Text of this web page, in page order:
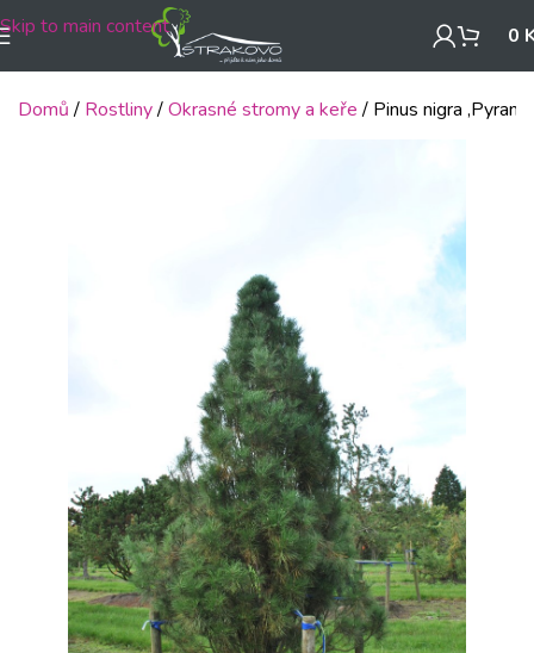
Skip to main content 0
Domů Rostliny Okrasné stromy a keře Pinus nigra